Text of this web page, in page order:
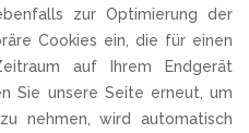
zur Optimierung der
Cookies ein, die für einen
auf Ihrem Endgerät
Sie unsere Seite erneut, um
nehmen, wird automatisch